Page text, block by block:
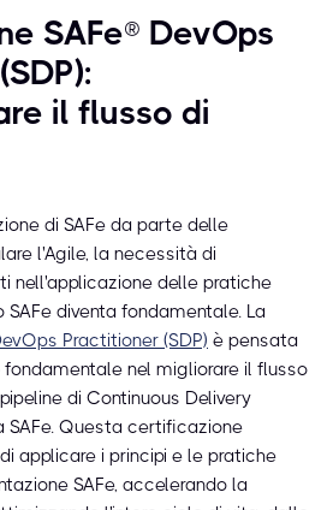
SAFe® DevOps
il flusso di
di SAFe da parte delle
l'Agile, la necessità di
nell'applicazione delle pratiche
diventa fondamentale. La
Practitioner (SDP) è pensata
nel migliorare il flusso
di Continuous Delivery
SAFe. Questa certificazione
applicare i principi e le pratiche
SAFe, accelerando la